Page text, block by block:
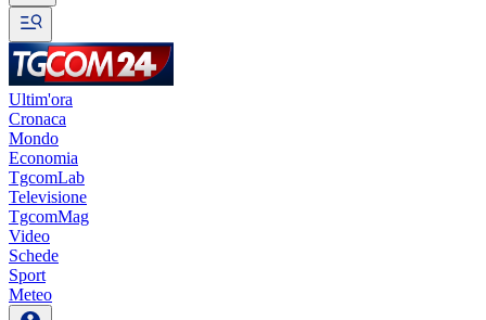
Ultim'ora
Cronaca
Mondo
Economia
TgcomLab
Televisione
TgcomMag
Video
Schede
Sport
Meteo